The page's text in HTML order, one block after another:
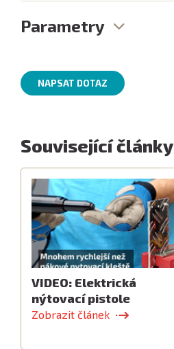
Parametry
NAPSAT DOTAZ
Související články
VIDEO: Elektrická
nýtovací pistole
Zobrazit článek